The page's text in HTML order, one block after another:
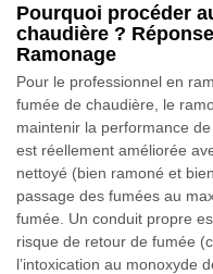
Pourquoi procéder
chaudière ?
Ramonage
Pour le professionnel en
fumée de chaudière, le
maintenir la performance
est réellement améliorée
nettoyé (bien ramoné et
passage des fumées au
fumée. Un conduit propre
risque de retour de fumée
l’intoxication au monoxyde